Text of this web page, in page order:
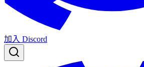
加入 Discord